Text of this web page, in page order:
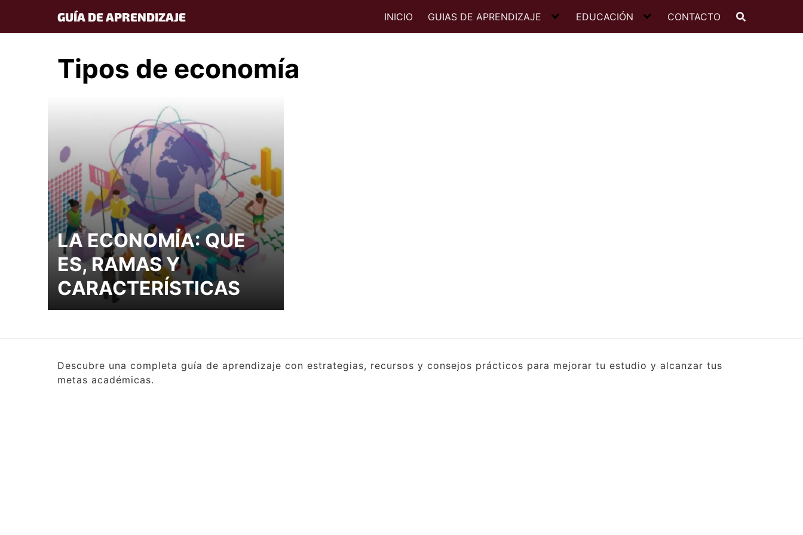
content
GUÍA DE APRENDIZAJE INICIO GUIAS DE APRENDIZAJE EDUCACIÓN CONTACTO
Tipos de economía
LA ECONOMÍA: QUE
ES, RAMAS Y
CARACTERÍSTICAS
Descubre una completa guía de aprendizaje con estrategias, recursos y consejos prácticos para mejorar tu estudio y alcanzar tus
metas académicas.